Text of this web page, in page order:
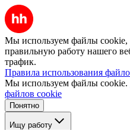
Мы используем файлы cookie,
правильную работу нашего
трафик.
Правила использования
Мы используем файлы cookie.
файлов cookie
Понятно
Ищу работу